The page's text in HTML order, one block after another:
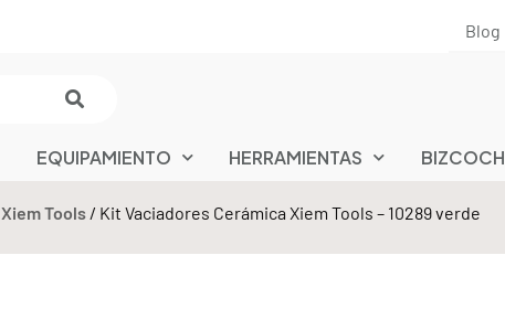
Blog
EQUIPAMIENTO HERRAMIENTAS
Xiem Tools/ Kit Vaciadores Cerámica Xiem Tools – 10289 verde